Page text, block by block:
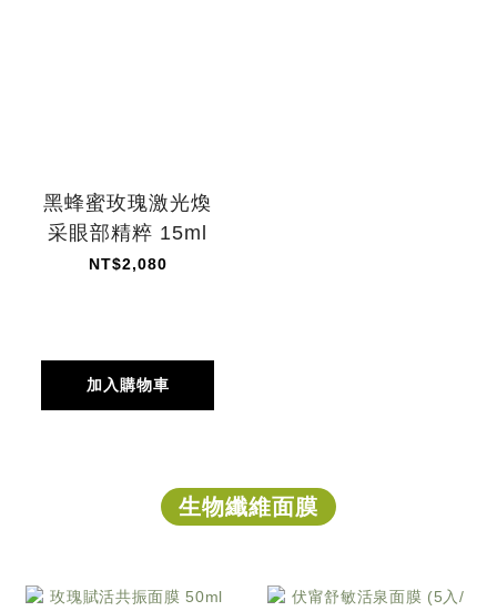
黑蜂蜜玫瑰激光煥
采眼部精粹 15ml
NT$2,080
加入購物車
生物纖維面膜